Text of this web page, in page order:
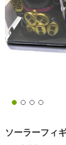
ソーラーフィ